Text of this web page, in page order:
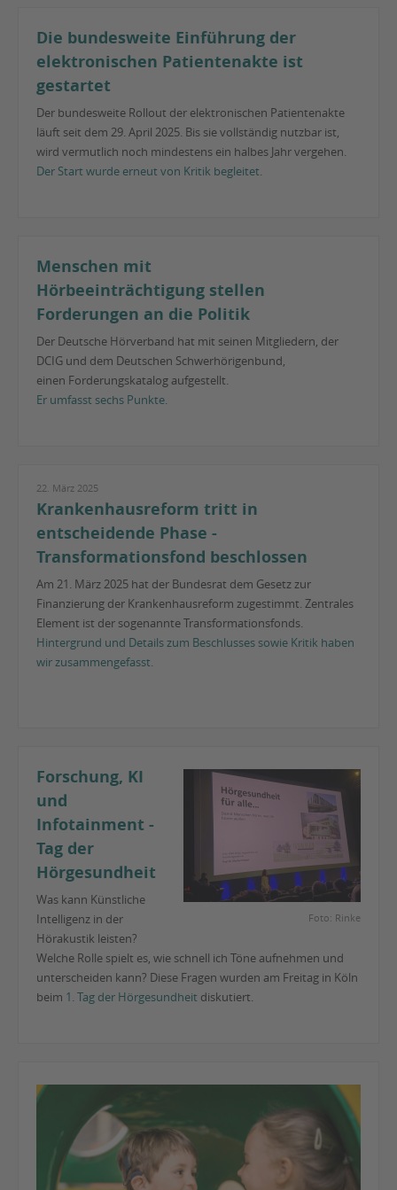
Die bundesweite Einführung der
elektronischen Patientenakte ist
gestartet
Der bundesweite Rollout der elektronischen Patientenakte
läuft seit dem 29. April 2025. Bis sie vollständig nutzbar ist,
wird vermutlich noch mindestens ein halbes Jahr vergehen.
Der Start wurde erneut von Kritik begleitet
Menschen mit
Hörbeeinträchtigung stellen
Forderungen an die Politik
Der Deutsche Hörverband hat mit seinen Mitgliedern, der
DCIG und dem Deutschen Schwerhörigenbund,
einen Forderungskatalog aufgestellt.
Er umfasst sechs Punkte.
22. März 2025
Krankenhausreform tritt in
entscheidende Phase -
Transformationsfond beschlossen
Am 21. März 2025 hat der Bundesrat dem Gesetz zur
Finanzierung der Krankenhausreform zugestimmt. Zentrales
Element ist der sogenannte Transformationsfonds.
Hintergrund und Details zum Beschlusses sowie Kritik haben
wir zusammengefasst.
Foto: Rinke
Forschung, KI
und
Infotainment -
Tag der
Hörgesundheit
Was kann Künstliche
Intelligenz in der
Hörakustik leisten?
Welche Rolle spielt es, wie schnell ich Töne aufnehmen und
unterscheiden kann? Diese Fragen wurden am Freitag in Köln
beim 1. Tag der Hörgesundheit diskutiert.